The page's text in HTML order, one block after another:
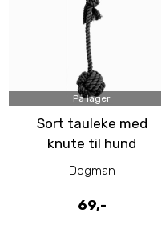
På lager
Sort tauleke med
knute til hund
Dogman
69,-